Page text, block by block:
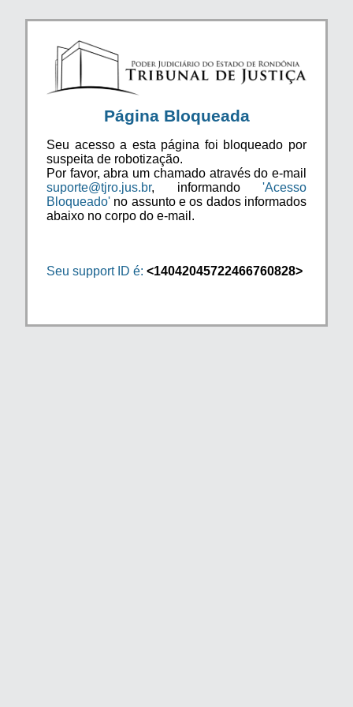
Página Bloqueada
Seu acesso a esta página foi bloqueado por
suspeita de robotização.
Por favor, abra um chamado através do e-mail
suporte@tjro.jus.br, informando 'Acesso
Bloqueado' no assunto e os dados informados
abaixo no corpo do e-mail.
Seu support ID é: <14042045722466760828>